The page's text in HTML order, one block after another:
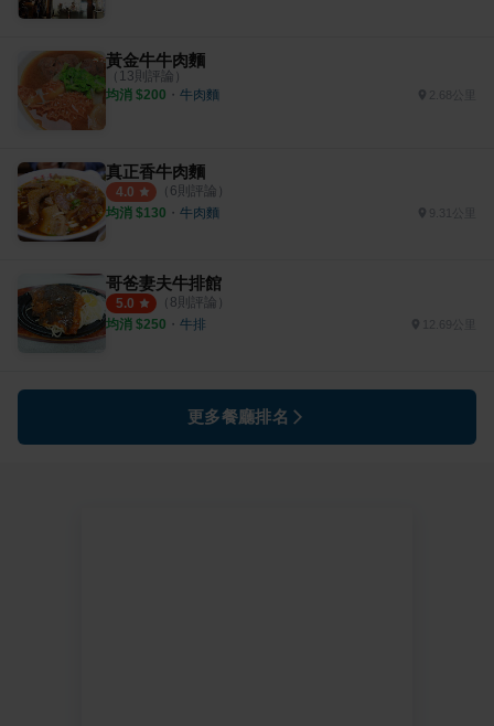
黃金牛牛肉麵
（ 13則評論）
均消 $200 ・ 牛肉麵
真正香牛肉麵
4.0 （ 6則評論）
均消 $130 ・ 牛肉麵
哥爸妻夫牛排館
5.0 （ 8則評論）
均消 $250 ・ 牛排
更多餐廳排名